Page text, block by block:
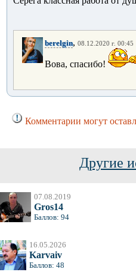
berelgin, 08.12.2020 г. 00:45
Вова, спасибо!
Комментарии могут
Другие
07.08.2019
Gros14
Баллов: 94
16.05.2026
Karvaiv
Баллов: 48